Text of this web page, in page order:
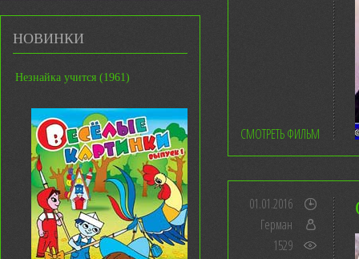
НОВИНКИ
Незнайка учится (1961)
СМОТРЕТЬ ФИЛЬМ
01.01.2016
Герман
1529